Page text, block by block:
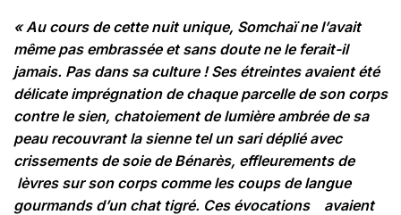
« Au cours de cette nuit unique, Somchaï ne l’avait
même pas embrassée et sans doute ne le ferait-il
jamais. Pas dans sa culture ! Ses étreintes avaient été
délicate imprégnation de chaque parcelle de son corps
contre le sien, chatoiement de lumière ambrée de sa
peau recouvrant la sienne tel un sari déplié avec
crissements de soie de Bénarès, effleurements de
lèvres sur son corps comme les coups de langue
gourmands d’un chat tigré. Ces évocations avaient